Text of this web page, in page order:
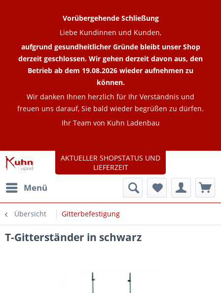
Menü
Übersicht Gitterbefestigung
T-Gitterständer in schwarz
AKTUELLER SHOPSTATUS UND
LIEFERZEIT
Vorübergehende Schließung
Liebe Kundinnen und Kunden,
aufgrund gesundheitlicher Gründe bleibt unser Shop
derzeit geschlossen. Wir gehen derzeit davon aus, den
Betrieb ab dem 19.08.2026 wieder aufnehmen zu
können.
Wir danken Ihnen herzlich für Ihr Verständnis und
freuen uns darauf, Sie bald wieder begrüßen zu dürfen.
Ihr Team von Kuhn Ladenbau